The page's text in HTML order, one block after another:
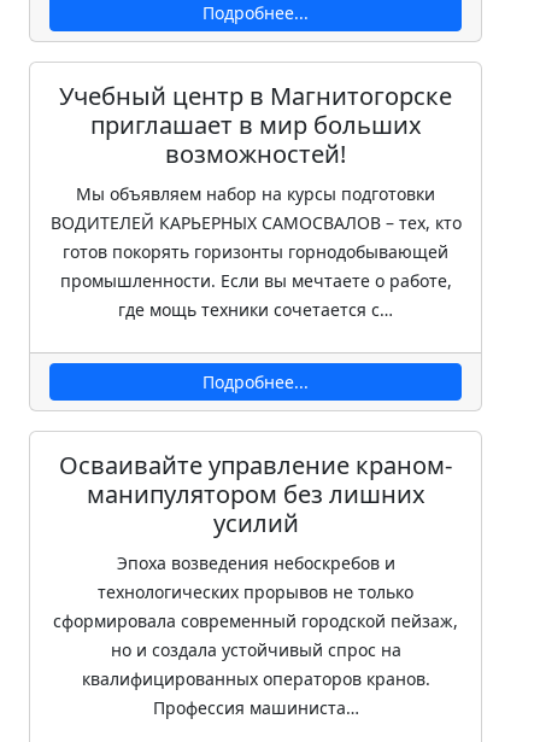
Подробнее...
Учебный центр в Магнитогорске
приглашает в мир больших
возможностей!
Мы объявляем набор на курсы подготовки
ВОДИТЕЛЕЙ КАРЬЕРНЫХ САМОСВАЛОВ – тех, кто
готов покорять горизонты горнодобывающей
промышленности. Если вы мечтаете о работе,
где мощь техники сочетается с…
Подробнее...
Осваивайте управление краном-
манипулятором без лишних
усилий
Эпоха возведения небоскребов и
технологических прорывов не только
сформировала современный городской пейзаж,
но и создала устойчивый спрос на
квалифицированных операторов кранов.
Профессия машиниста…